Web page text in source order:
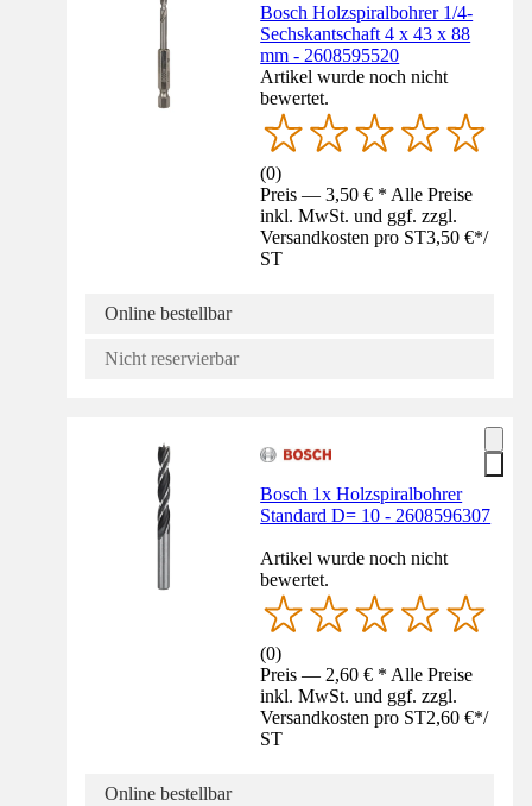
Bosch Holzspiralbohrer 1/4-
Sechskantschaft 4 x 43 x 88
mm - 2608595520
Artikel wurde noch nicht
bewertet.
(0)
Preis — 3,50 € * Alle Preise
inkl. MwSt. und ggf. zzgl.
Versandkosten pro ST3,50 €*/
ST
Online bestellbar
Nicht reservierbar
Bosch 1x Holzspiralbohrer
Standard D= 10 - 2608596307
Artikel wurde noch nicht
bewertet.
(0)
Preis — 2,60 € * Alle Preise
inkl. MwSt. und ggf. zzgl.
Versandkosten pro ST2,60 €*/
ST
Online bestellbar